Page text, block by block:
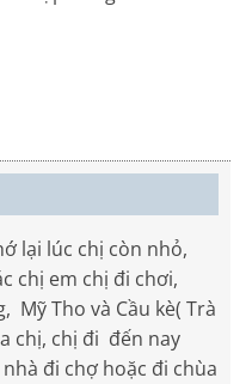
lại lúc chị còn nhỏ,
chị em chị đi chơi,
Mỹ Tho và Cầu kè( Trà
chị, chị đi đến nay
đi chợ hoặc đi chùa